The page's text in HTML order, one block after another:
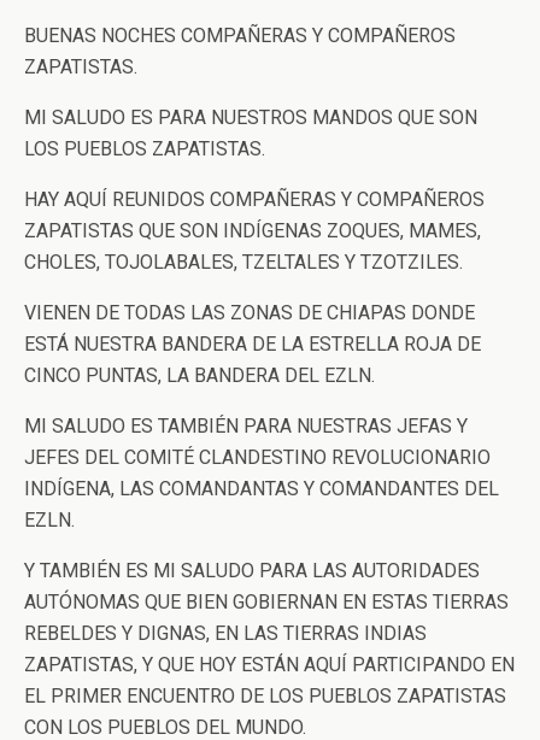
BUENAS NOCHES COMPAÑERAS Y COMPAÑEROS
ZAPATISTAS.
MI SALUDO ES PARA NUESTROS MANDOS QUE SON
LOS PUEBLOS ZAPATISTAS.
HAY AQUÍ REUNIDOS COMPAÑERAS Y COMPAÑEROS
ZAPATISTAS QUE SON INDÍGENAS ZOQUES, MAMES,
CHOLES, TOJOLABALES, TZELTALES Y TZOTZILES.
VIENEN DE TODAS LAS ZONAS DE CHIAPAS DONDE
ESTÁ NUESTRA BANDERA DE LA ESTRELLA ROJA DE
CINCO PUNTAS, LA BANDERA DEL EZLN.
MI SALUDO ES TAMBIÉN PARA NUESTRAS JEFAS Y
JEFES DEL COMITÉ CLANDESTINO REVOLUCIONARIO
INDÍGENA, LAS COMANDANTAS Y COMANDANTES DEL
EZLN.
Y TAMBIÉN ES MI SALUDO PARA LAS AUTORIDADES
AUTÓNOMAS QUE BIEN GOBIERNAN EN ESTAS TIERRAS
REBELDES Y DIGNAS, EN LAS TIERRAS INDIAS
ZAPATISTAS, Y QUE HOY ESTÁN AQUÍ PARTICIPANDO EN
EL PRIMER ENCUENTRO DE LOS PUEBLOS ZAPATISTAS
CON LOS PUEBLOS DEL MUNDO.